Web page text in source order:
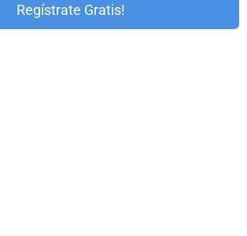
Regístrate Gratis!